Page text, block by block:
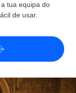
país
tua equipa do
de usar.